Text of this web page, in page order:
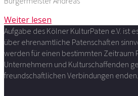
Weiter lesen
Aufgabe des Kölner KulturPaten e.V. ist
über ehrenamtliche Patenschaften
werden für einen bestimmten Zeitraum
Unternehmern und Kulturschaffenden
freundschaftlichen Verbindungen enden.